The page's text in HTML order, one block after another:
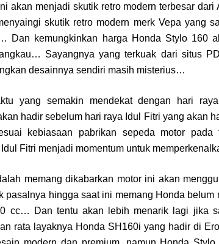
akan menjadi skutik retro modern terbesar
skutik retro modern merk Vepa yang
Dan kemungkinkan harga Honda Stylo 160
Sayangnya yang terkuak dari situs
desainnya sendiri masih misterius…
yang semakin mendekat dengan hari
hadir sebelum hari raya Idul Fitri yang akan
kebiasaan pabrikan sepeda motor pada
Fitri menjadi momentum untuk
memang dikabarkan motor ini akan
pasalnya hingga saat ini memang Honda belum
cc… Dan tentu akan lebih menarik lagi jika
rata layaknya Honda SH160i yang hadir di